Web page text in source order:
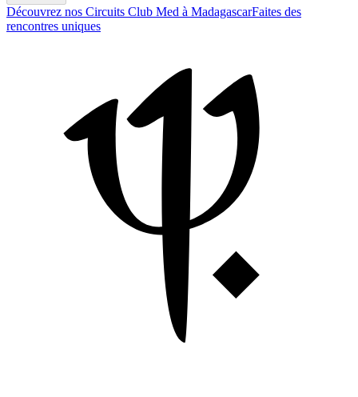
Découvrez nos Circuits Club Med à MadagascarFaites des
rencontres uniques